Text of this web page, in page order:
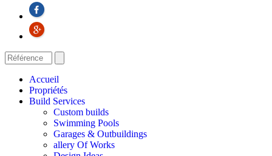
Accueil
Propriétés
Build Services
Custom builds
Swimming Pools
Garages & Outbuildings
allery Of Works